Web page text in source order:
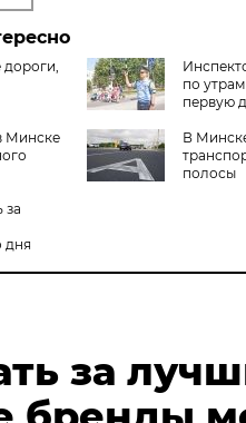
по
первую
Минске
В
полосы
за
дня
за